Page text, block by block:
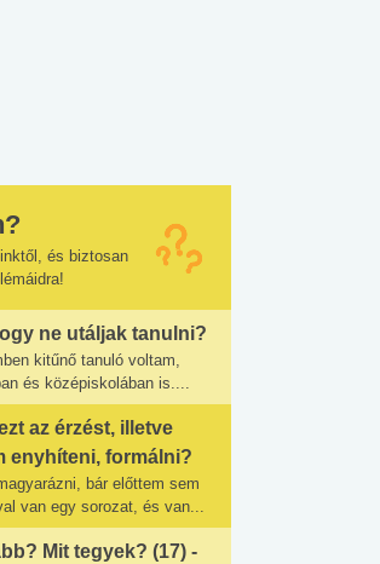
és biztosan
ne utáljak tanulni?
kitűnő tanuló voltam,
és középiskolában is....
az érzést, illetve
enyhíteni, formálni?
bár előttem sem
van egy sorozat, és van...
Mit tegyek? (17) -